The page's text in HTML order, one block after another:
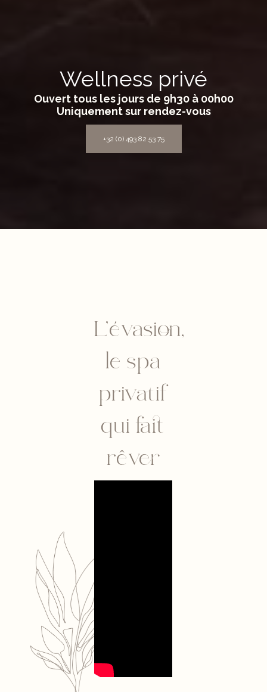
Wellness privé
Ouvert tous les jours de 9h30 à 00h00
Uniquement sur rendez-vous
+32 (0) 493 82 53 75
L’évasion,
le spa
privatif
qui fait
rêver